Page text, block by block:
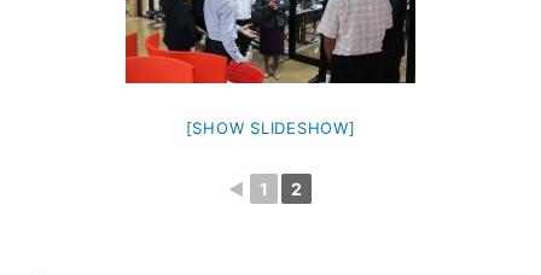
[SHOW SLIDESHOW]
◄ 1 2